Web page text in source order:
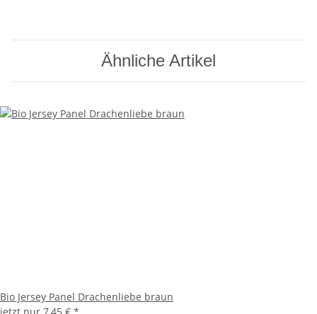
Ähnliche Artikel
Bio Jersey Panel Drachenliebe braun